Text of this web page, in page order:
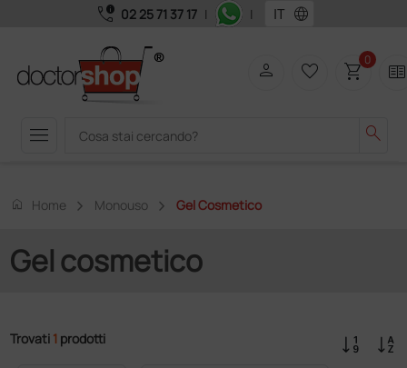
call_quality 02 25 71 37 17 | | language
menu search
person favorite_border shopping_cart0 two_pager
home Home Monouso Gel Cosmetico
Gel cosmetico
Trovati 1 prodotti